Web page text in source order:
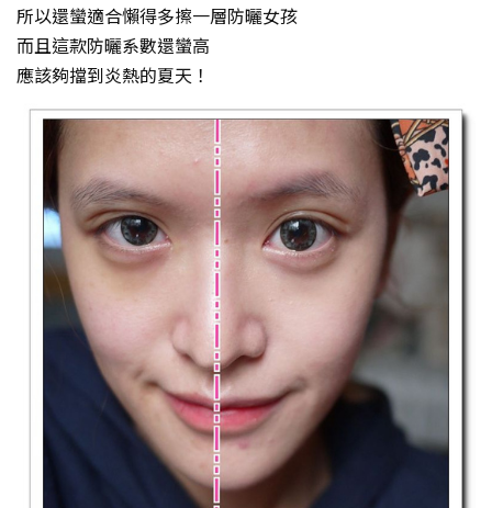
所以還蠻適合懶得多擦一層防曬女孩
而且這款防曬系數還蠻高
應該夠擋到炎熱的夏天！